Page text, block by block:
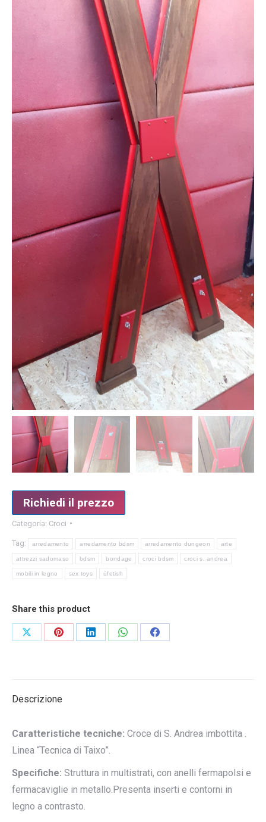
Richiedi il prezzo
Categoria: Croci
Tag: arredamento arredamento bdsm arredamento dungeon arte
attrezzi sadomaso bdsm bondage croci bdsm croci s. andrea
mobili in legno sex toys ùfetish
Share this product
CondividiCondividiCondividiCondividiCondividi
Descrizione
Caratteristiche tecniche: Croce di S. Andrea imbottita .
Linea “Tecnica di Taixo”.
Specifiche: Struttura in multistrati, con anelli fermapolsi e
fermacaviglie in metallo.Presenta inserti e contorni in
legno a contrasto.